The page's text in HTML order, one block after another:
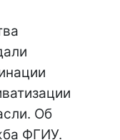
Об
ФГИУ.